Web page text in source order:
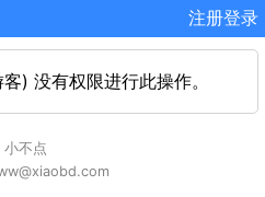
注册登录
) 没有权限进行此操作。
不点